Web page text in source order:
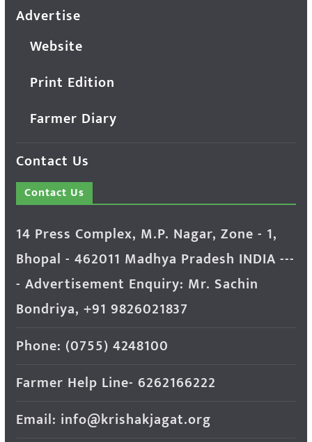
Advertise
Website
Print Edition
Farmer Diary
Contact Us
Contact Us
14 Press Complex, M.P. Nagar, Zone - 1,
Bhopal - 462011 Madhya Pradesh INDIA ---
- Advertisement Enquiry: Mr. Sachin
Bondriya, +91 9826021837
Phone: (0755) 4248100
Farmer Help Line- 6262166222
Email: info@krishakjagat.org